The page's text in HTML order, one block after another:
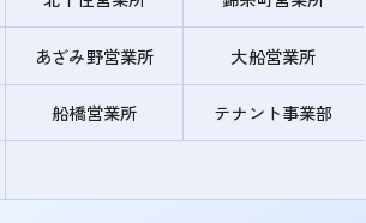
あざみ野営業所 大船営業所
船橋営業所 テナント事業部